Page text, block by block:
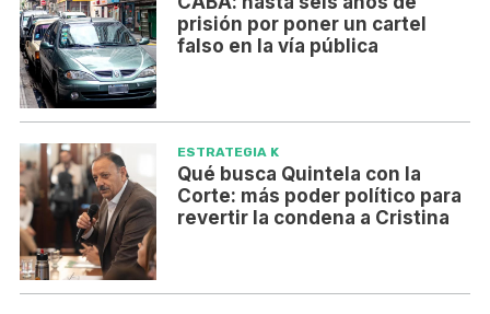
prisión por poner un cartel
falso en la vía pública
ESTRATEGIA K
Qué busca Quintela con la
Corte: más poder político para
revertir la condena a Cristina